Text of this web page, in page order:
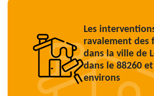
Les
ravalement des
dans la ville de
dans le 88260 et
environs